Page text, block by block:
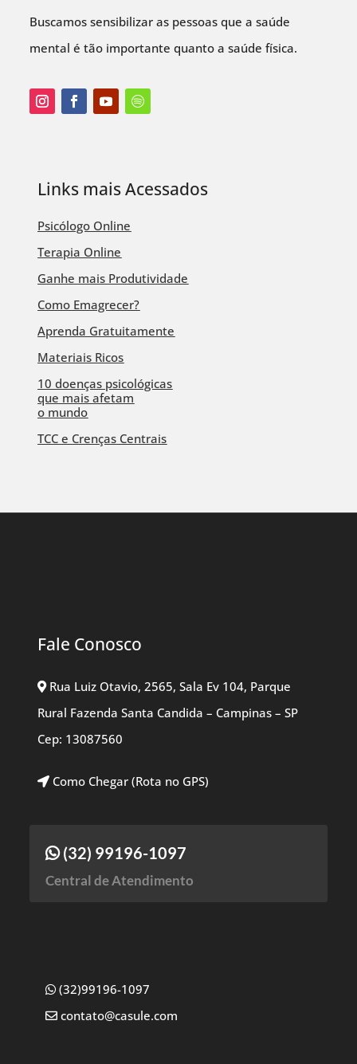
Buscamos sensibilizar as pessoas que a saúde
mental é tão importante quanto a saúde física.
Links mais Acessados
Psicólogo Online
Terapia Online
Ganhe mais Produtividade
Como Emagrecer?
Aprenda Gratuitamente
Materiais Ricos
10 doenças psicológicas
que mais afetam
o mundo
TCC e Crenças Centrais
Fale Conosco
Rua Luiz Otavio, 2565, Sala Ev 104, Parque
Rural Fazenda Santa Candida – Campinas – SP
Cep: 13087560
Como Chegar (Rota no GPS)
(32) 99196-1097
Central de Atendimento
(32)99196-1097
contato@casule.com